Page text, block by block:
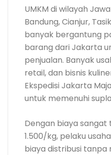
UMKM di wilayah
Bandung, Cianjur,
banyak bergantung
barang dari Jakarta
penjualan. Banyak
retail, dan bisnis
Ekspedisi Jakarta
untuk memenuhi
Dengan biaya sangat
1.500/kg, pelaku
biaya distribusi tanpa